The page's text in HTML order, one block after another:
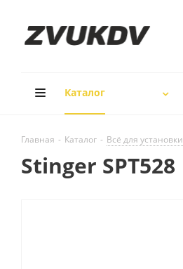
Каталог
Главная - Каталог - Всё для установки
Stinger SPT528